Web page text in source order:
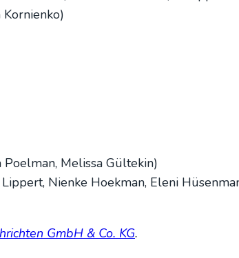
Kor­ni­en­ko)
Melis­sa Gül­te­kin)
Nien­ke Hoek­man, Ele­ni
GmbH & Co. KG.